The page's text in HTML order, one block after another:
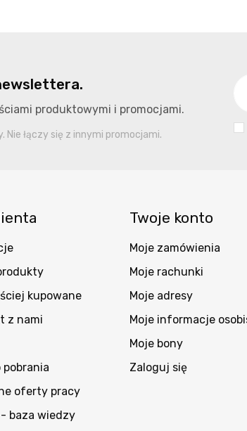
produktowymi i promocjami.
łączy się z innymi promocjami.
kupowane
z nami
pobrania
oferty pracy
baza wiedzy
Twoje konto
Moje zamówienia
Moje rachunki
Moje adresy
Moje informacje
Moje bony
Zaloguj się